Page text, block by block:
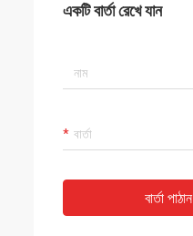
একটি বার্তা রেখে যান
বার্তা পাঠান